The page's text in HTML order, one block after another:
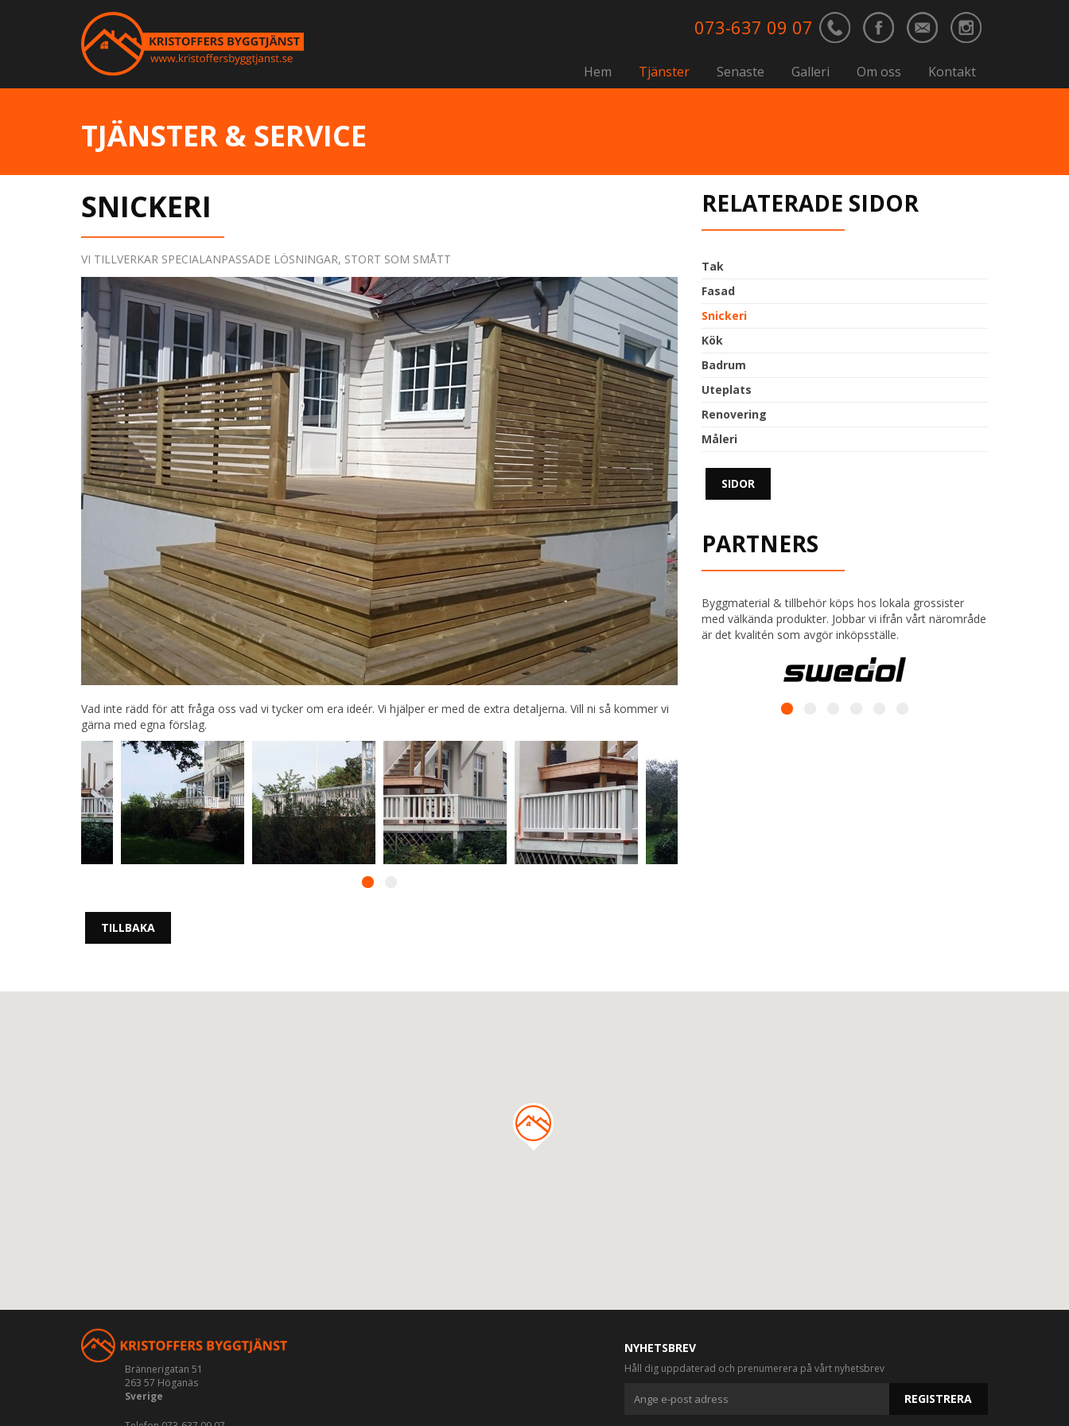
073-637 09 07
Hem Tjänster Senaste Galleri Om oss Kontakt
TJÄNSTER & SERVICE
SNICKERI
VI TILLVERKAR SPECIALANPASSADE LÖSNINGAR, STORT SOM SMÅTT
Vad inte rädd för att fråga oss vad vi tycker om era ideér. Vi hjälper er med de extra detaljerna. Vill ni så kommer vi
gärna med egna förslag.
TILLBAKA
RELATERADE SIDOR
Tak
Fasad
Snickeri
Kök
Badrum
Uteplats
Renovering
Måleri
SIDOR
PARTNERS
Byggmaterial & tillbehör köps hos lokala grossister
med välkända produkter. Jobbar vi ifrån vårt närområde
är det kvalitén som avgör inköpsställe.
Brännerigatan 51
263 57 Höganäs
Sverige
NYHETSBREV
Håll dig uppdaterad och prenumerera på vårt nyhetsbrev
REGISTRERA